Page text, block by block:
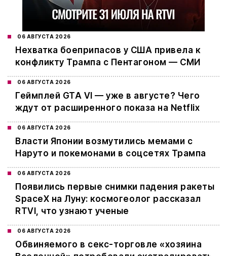
06 АВГУСТА 2026
Нехватка боеприпасов у США привела к
конфликту Трампа с Пентагоном — СМИ
06 АВГУСТА 2026
Геймплей GTA VI — уже в августе? Чего
ждут от расширенного показа на Netflix
06 АВГУСТА 2026
Власти Японии возмутились мемами с
Наруто и покемонами в соцсетях Трампа
06 АВГУСТА 2026
Появились первые снимки падения ракеты
SpaceX на Луну: космогеолог рассказал
RTVI, что узнают ученые
06 АВГУСТА 2026
Обвиняемого в секс-торговле «хозяина